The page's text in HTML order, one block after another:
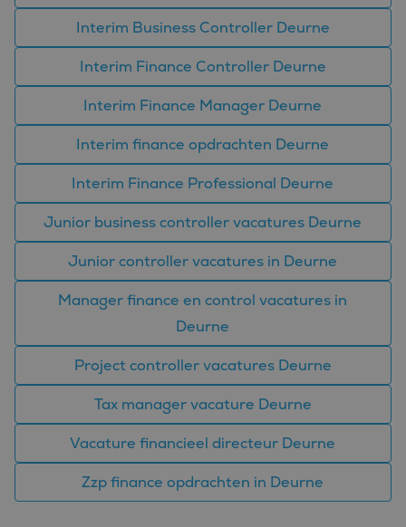
Interim Business Controller Deurne
Interim Finance Controller Deurne
Interim Finance Manager Deurne
Interim finance opdrachten Deurne
Interim Finance Professional Deurne
Junior business controller vacatures Deurne
Junior controller vacatures in Deurne
Manager finance en control vacatures in
Deurne
Project controller vacatures Deurne
Tax manager vacature Deurne
Vacature financieel directeur Deurne
Zzp finance opdrachten in Deurne
MUID
Microsoft
Corporation
.bing.com
1 jaar
Deze cookie wordt
mijn Microsoft als
een unieke
kan worden ingesteld
door ingesloten
Algemeen wordt
aangenomen dat het
veel verschillende
Microsoft-domeinen,
kunnen worden
SM
.c.clarity.ms Sessie
Dit is een Microsoft
MSN 1st party cookie
het gebruik van de
website voor interne